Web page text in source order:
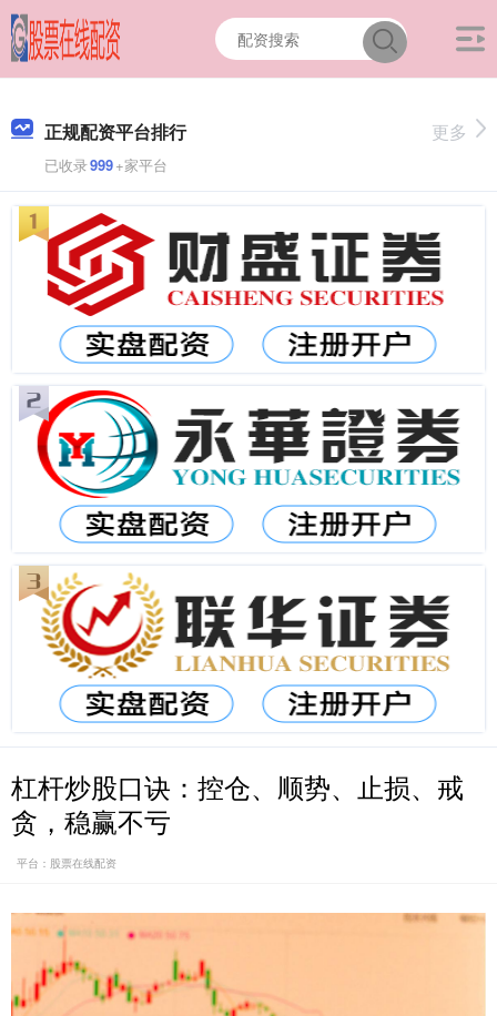
正规配资平台排行
已收录999+家平台
更多
杠杆炒股口诀：控仓、顺势、止损、戒
贪，稳赢不亏
平台：股票在线配资